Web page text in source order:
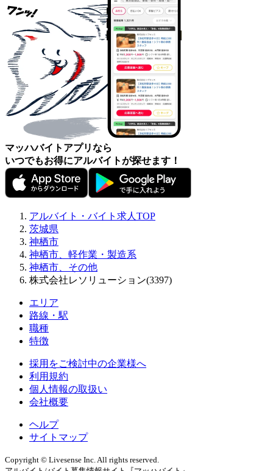
マッハバイトアプリなら
いつでもお得にアルバイトが探せます！
アルバイト・バイト求人TOP
茨城県
神栖市
神栖市、軽作業・製造系
神栖市、その他
株式会社レソリューション(3397)
エリア
路線・駅
職種
特徴
採用をご検討中の企業様へ
利用規約
個人情報の取扱い
会社概要
ヘルプ
サイトマップ
Copyright © Livesense Inc. All rights reserved.